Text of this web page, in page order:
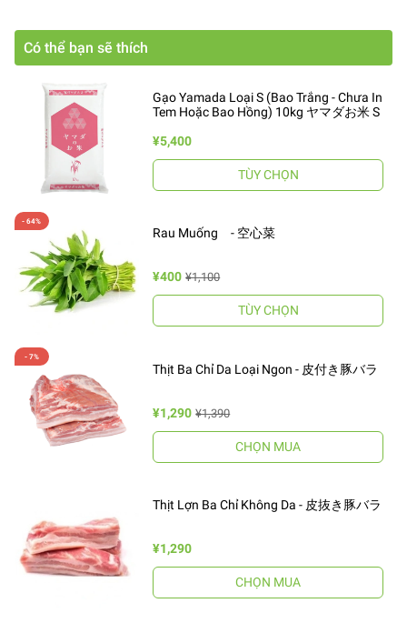
Có thể bạn sẽ thích
Gạo Yamada Loại S (Bao Trắng - Chưa In
Tem Hoặc Bao Hồng) 10kg ヤマダお米 S
¥5,400
TÙY CHỌN
Rau Muống - 空心菜
¥400 ¥1,100
TÙY CHỌN
Thịt Ba Chỉ Da Loại Ngon - 皮付き豚バラ
¥1,290 ¥1,390
CHỌN MUA
Thịt Lợn Ba Chỉ Không Da - 皮抜き豚バラ
¥1,290
CHỌN MUA